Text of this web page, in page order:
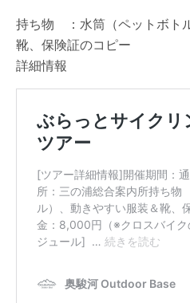
持ち物 ：水筒（ペットボト
靴、保険証のコピー
詳細情報